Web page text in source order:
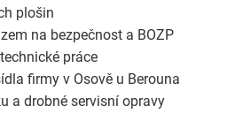
plošin
na bezpečnost a BOZP
práce
firmy v Osově u Berouna
a drobné servisní opravy